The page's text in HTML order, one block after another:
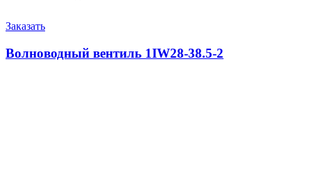
Заказать
Волноводный вентиль 1IW28-38.5-2